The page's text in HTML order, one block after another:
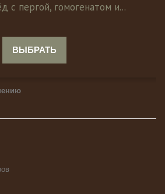
с пергой, гомогенатом и...
ВЫБРАТЬ